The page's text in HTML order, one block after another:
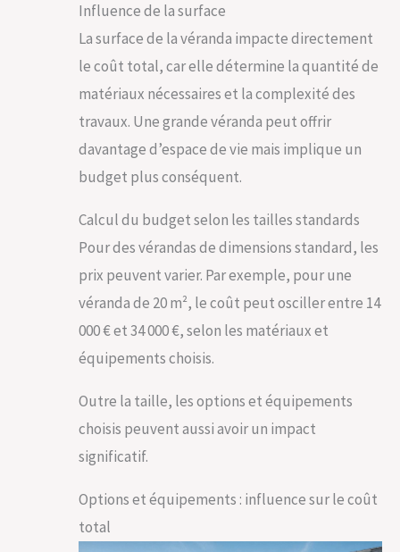
Influence de la surface
La surface de la véranda impacte directement
le coût total, car elle détermine la quantité de
matériaux nécessaires et la complexité des
travaux. Une grande véranda peut offrir
davantage d’espace de vie mais implique un
budget plus conséquent.
Calcul du budget selon les tailles standards
Pour des vérandas de dimensions standard, les
prix peuvent varier. Par exemple, pour une
véranda de 20 m², le coût peut osciller entre 14
000 € et 34 000 €, selon les matériaux et
équipements choisis.
Outre la taille, les options et équipements
choisis peuvent aussi avoir un impact
significatif.
Options et équipements : influence sur le coût
total